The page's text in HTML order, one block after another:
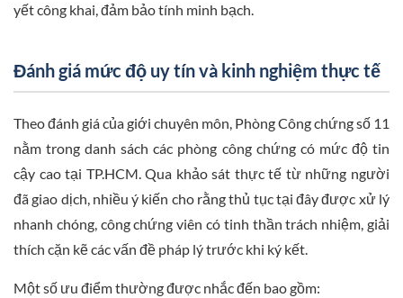
yết công khai, đảm bảo tính minh bạch.
Đánh giá mức độ uy tín và kinh nghiệm thực tế
Theo đánh giá của giới chuyên môn, Phòng Công chứng số 11
nằm trong danh sách các phòng công chứng có mức độ tin
cậy cao tại TP.HCM. Qua khảo sát thực tế từ những người
đã giao dịch, nhiều ý kiến cho rằng thủ tục tại đây được xử lý
nhanh chóng, công chứng viên có tinh thần trách nhiệm, giải
thích cặn kẽ các vấn đề pháp lý trước khi ký kết.
Một số ưu điểm thường được nhắc đến bao gồm: